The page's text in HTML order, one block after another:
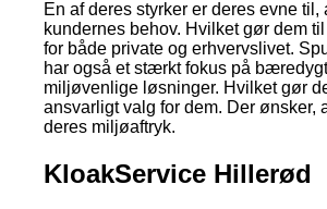
En af deres styrker er deres evne til,
kundernes behov. Hvilket gør dem
for både private og erhvervslivet.
har også et stærkt fokus på
miljøvenlige løsninger. Hvilket gør
ansvarligt valg for dem. Der ønsker,
deres miljøaftryk.
KloakService Hillerød